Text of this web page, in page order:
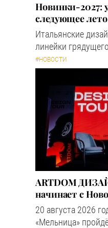
Новинки-2027:
следующее лето
Итальянские
линейки
#НОВОСТИ
ARTDOM
начинает с
20 августа 2026
«Мельница»